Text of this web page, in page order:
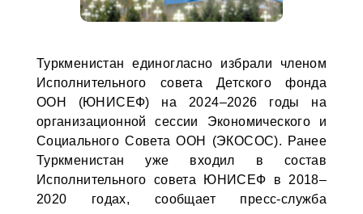
Туркменистан единогласно избрали членом
Исполнительного совета Детского фонда
ООН (ЮНИСЕФ) на 2024–2026 годы на
организационной сессии Экономического и
Социального Совета ООН (ЭКОСОС). Ранее
Туркменистан уже входил в состав
Исполнительного совета ЮНИСЕФ в 2018–
2020 годах, сообщает пресс-служба